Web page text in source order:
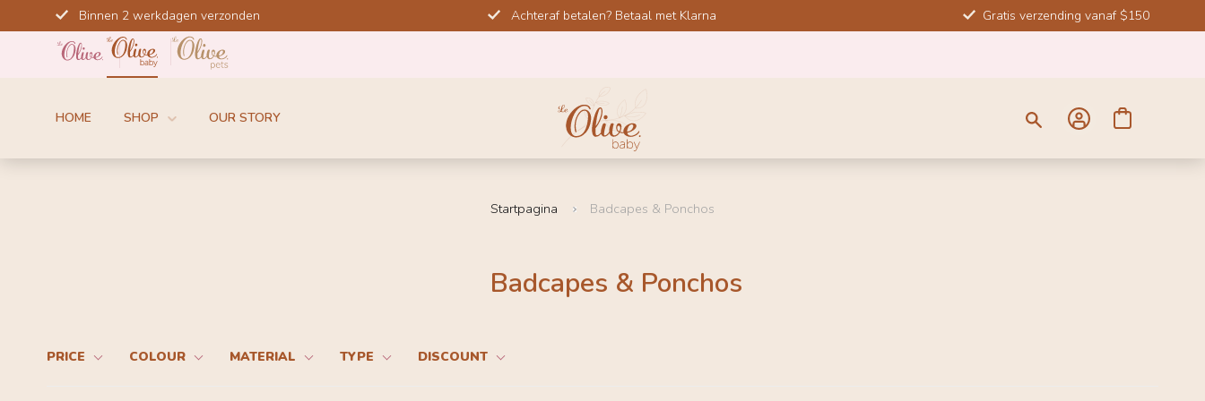
naar
Binnen 2 werkdagen verzonden Achteraf betalen? Betaal met Klarna Gratis verzending vanaf $150
HOME SHOP OUR STORY
Startpagina Badcapes & Ponchos
Badcapes & Ponchos
PRICE COLOUR MATERIAL TYPE DISCOUNT